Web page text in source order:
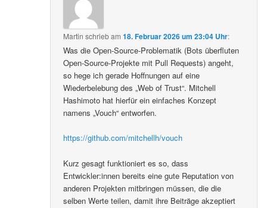
Martin schriebam18. Februar 2026 um 23:04 Uhr:
Was die Open-Source-Problematik (Bots überfluten
Open-Source-Projekte mit Pull Requests) angeht,
so hege ich gerade Hoffnungen auf eine
Wiederbelebung des „Web of Trust“. Mitchell
Hashimoto hat hierfür ein einfaches Konzept
namens „Vouch“ entworfen.
https://github.com/mitchellh/vouch
Kurz gesagt funktioniert es so, dass
Entwickler:innen bereits eine gute Reputation von
anderen Projekten mitbringen müssen, die die
selben Werte teilen, damit ihre Beiträge akzeptiert